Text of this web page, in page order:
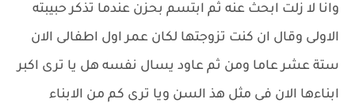
وانا لا زلت ابحث عنه ثم ابتسم بحزن عندما تذكر حبيبته
الاولى وقال ان كنت تزوجتها لكان عمر اول اطفالى الان
ستة عشر عاما ومن ثم عاود يسال نفسه هل يا ترى اكبر
ابناءها الان فى مثل هذ السن ويا ترى كم من الابناء